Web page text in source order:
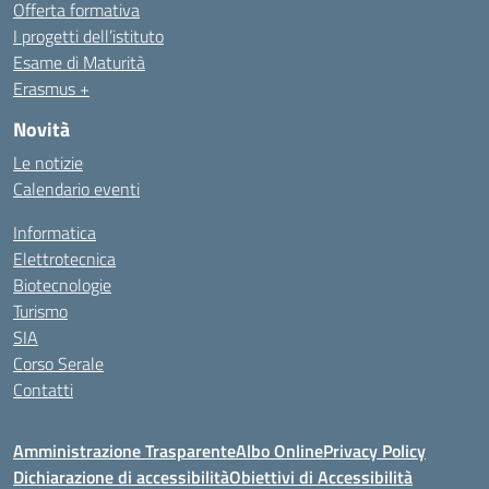
Offerta formativa
I progetti dell’istituto
Esame di Maturità
Erasmus +
Novità
Le notizie
Calendario eventi
Informatica
Elettrotecnica
Biotecnologie
Turismo
SIA
Corso Serale
Contatti
Amministrazione TrasparenteAlbo OnlinePrivacy Policy
Dichiarazione di accessibilitàObiettivi di Accessibilità